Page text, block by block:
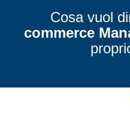
Cosa vuol
commerce